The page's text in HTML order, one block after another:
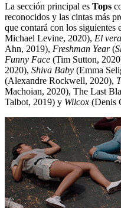
La sección principal es Tops
reconocidos y las cintas más
que contará con los siguientes
Michael Levine, 2020), El
Ahn, 2019), Freshman Year(
Funny Face (Tim Sutton,
2020), Shiva Baby (Emma
(Alexandre Rockwell, 2020),
Machoian, 2020), The Last
Talbot, 2019) y Wilcox (Denis